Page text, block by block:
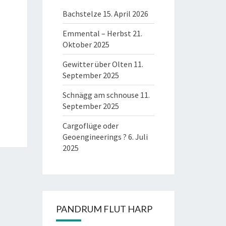
Bachstelze 15. April 2026
Emmental – Herbst 21.
Oktober 2025
Gewitter über Olten 11.
September 2025
Schnägg am schnouse 11.
September 2025
Cargoflüge oder
Geoengineerings ? 6. Juli
2025
PANDRUM FLUT HARP